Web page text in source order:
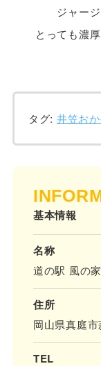
ジャー
とっても濃
タグ: 井笠お
基本情報
名称
道の駅 風の家
住所
岡山県真庭
TEL